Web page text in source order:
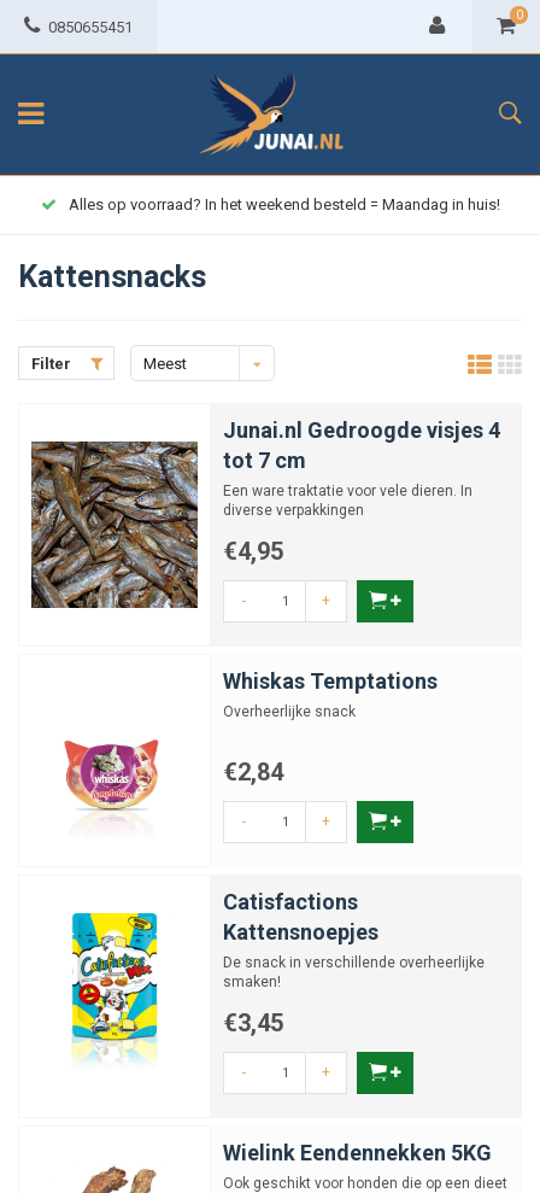
0850655451
0
Alles op voorraad? In het weekend besteld = Maandag in huis!
Kattensnacks
Filter
Meest
Junai.nl Gedroogde visjes 4
tot 7 cm
Een ware traktatie voor vele dieren. In
diverse verpakkingen
€4,95
- +
Whiskas Temptations
Overheerlijke snack
€2,84
- +
Catisfactions
Kattensnoepjes
De snack in verschillende overheerlijke
smaken!
€3,45
- +
Wielink Eendennekken 5KG
Ook geschikt voor honden die op een dieet